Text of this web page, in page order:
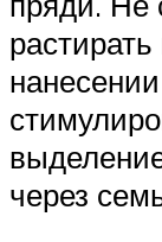
через